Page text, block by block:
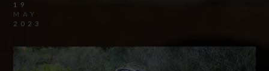
19
MAY
2023